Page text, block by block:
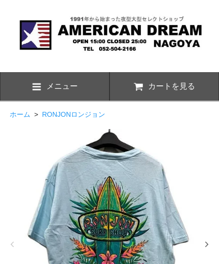
メニュー カートを見る
ホーム > RONJONロンジョン